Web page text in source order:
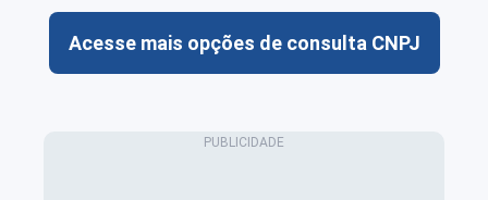
Acesse mais opções de consulta CNPJ